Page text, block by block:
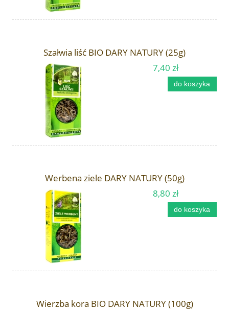
Szałwia liść BIO DARY NATURY (25g)
7,40 zł
do koszyka
Werbena ziele DARY NATURY (50g)
8,80 zł
do koszyka
Wierzba kora BIO DARY NATURY (100g)